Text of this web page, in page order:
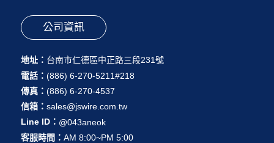
公司資訊
地址： 台南市仁德區中正路三段231號
電話： (886) 6-270-5211#218
傳真： (886) 6-270-4537
信箱： sales@jswire.com.tw
Line ID： @043aneok
客服時間： AM 8:00~PM 5:00